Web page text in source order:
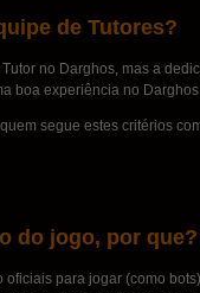
de Tutores?
no Darghos, mas a
boa experiência no
segue estes critérios
do jogo, por que?
para jogar (como